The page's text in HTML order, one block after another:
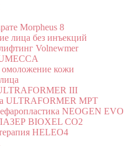
Morpheus 8
лица без инъекций
Volnewmer
омоложение кожи
III
ULTRAFORMER MPT
NEOGEN EVO
BIOXEL CO2
HELEO4